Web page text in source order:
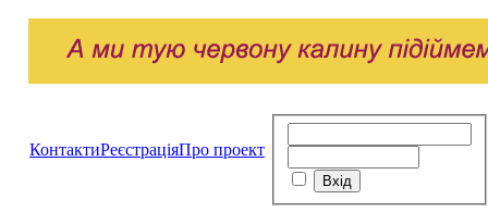
КонтактиРеєстраціяПро проект